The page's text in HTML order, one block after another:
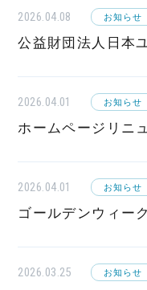
2026.04.08 お知らせ
公益財団法人日本
2026.04.01 お知らせ
ホームページリニ
2026.04.01 お知らせ
ゴールデンウィー
2026.03.25 お知らせ